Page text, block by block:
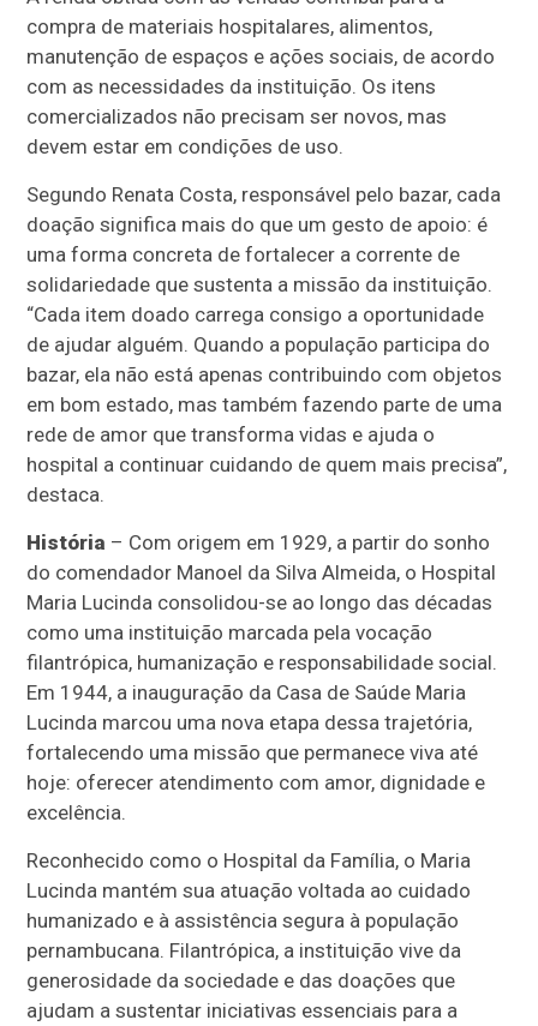
compra de materiais hospitalares, alimentos,
manutenção de espaços e ações sociais, de acordo
com as necessidades da instituição. Os itens
comercializados não precisam ser novos, mas
devem estar em condições de uso.
Segundo Renata Costa, responsável pelo bazar, cada
doação significa mais do que um gesto de apoio: é
uma forma concreta de fortalecer a corrente de
solidariedade que sustenta a missão da instituição.
“Cada item doado carrega consigo a oportunidade
de ajudar alguém. Quando a população participa do
bazar, ela não está apenas contribuindo com objetos
em bom estado, mas também fazendo parte de uma
rede de amor que transforma vidas e ajuda o
hospital a continuar cuidando de quem mais precisa”,
destaca.
História – Com origem em 1929, a partir do sonho
do comendador Manoel da Silva Almeida, o Hospital
Maria Lucinda consolidou-se ao longo das décadas
como uma instituição marcada pela vocação
filantrópica, humanização e responsabilidade social.
Em 1944, a inauguração da Casa de Saúde Maria
Lucinda marcou uma nova etapa dessa trajetória,
fortalecendo uma missão que permanece viva até
hoje: oferecer atendimento com amor, dignidade e
excelência.
Reconhecido como o Hospital da Família, o Maria
Lucinda mantém sua atuação voltada ao cuidado
humanizado e à assistência segura à população
pernambucana. Filantrópica, a instituição vive da
generosidade da sociedade e das doações que
ajudam a sustentar iniciativas essenciais para a